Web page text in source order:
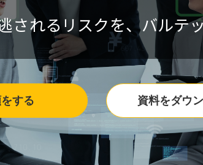
れるリスクを、バルテ
する 資料をダウ